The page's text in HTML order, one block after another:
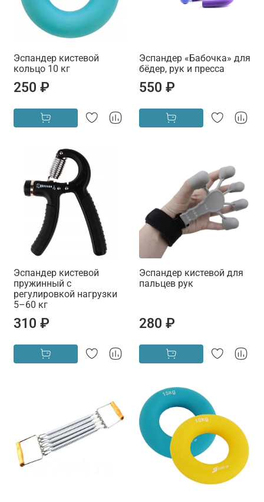
Эспандер кистевой
кольцо 10 кг
250 ₽
Эспандер «Бабочка» для
бёдер, рук и пресса
550 ₽
Эспандер кистевой
пружинный с
регулировкой нагрузки
5–60 кг
310 ₽
Эспандер кистевой для
пальцев рук
280 ₽